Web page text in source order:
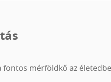
fontos mérföldkő az